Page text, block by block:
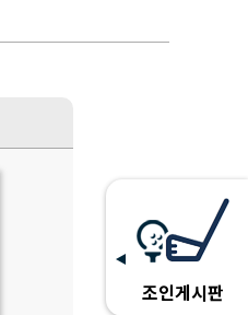
조인게시판